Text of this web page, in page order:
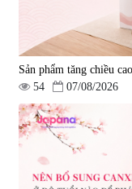
Sản phẩm tăng chiều
54
07/08/2026